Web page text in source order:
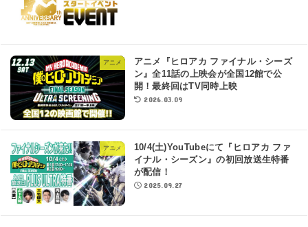
アニメ
アニメ『ヒロアカ ファイナル・シーズ
ン』全11話の上映会が全国12館で公
開！最終回はTV同時上映
2026.03.09
アニメ
10/4(土)YouTubeにて『ヒロアカ ファ
イナル・シーズン』の初回放送生特番
が配信！
2025.09.27